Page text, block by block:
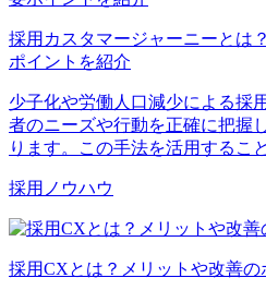
採用カスタマージャーニーとは
ポイントを紹介
少子化や労働人口減少による採
者のニーズや行動を正確に把握
ります。この手法を活用するこ
採用ノウハウ
採用CXとは？メリットや改善